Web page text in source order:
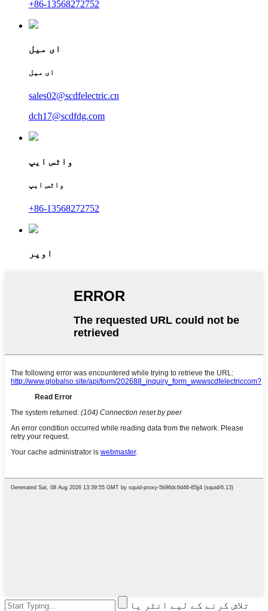
+86-13568272752
ای میل
ای میل
sales02@scdfelectric.cn
dch17@scdfdg.com
واٹس ایپ
واٹس ایپ
+86-13568272752
اوپر
تلاش کرنے کے لیے انٹر یا